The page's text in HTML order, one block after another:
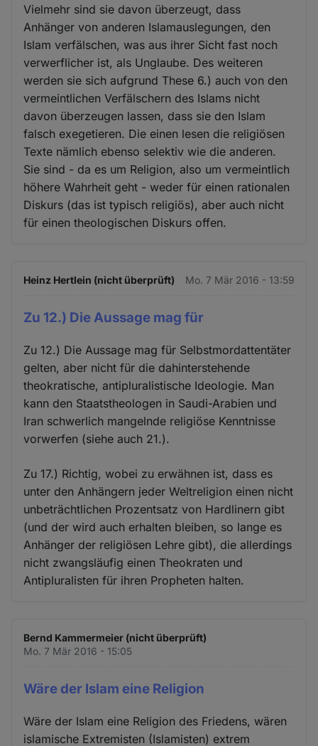
Vielmehr sind sie davon überzeugt, dass
Anhänger von anderen Islamauslegungen, den
Islam verfälschen, was aus ihrer Sicht fast noch
verwerflicher ist, als Unglaube. Des weiteren
werden sie sich aufgrund These 6.) auch von den
vermeintlichen Verfälschern des Islams nicht
davon überzeugen lassen, dass sie den Islam
falsch exegetieren. Die einen lesen die religiösen
Texte nämlich ebenso selektiv wie die anderen.
Sie sind - da es um Religion, also um vermeintlich
höhere Wahrheit geht - weder für einen rationalen
Diskurs (das ist typisch religiös), aber auch nicht
für einen theologischen Diskurs offen.
Heinz Hertlein (nicht überprüft) Mo. 7 Mär 2016 - 13:59
Zu 12.) Die Aussage mag für
Zu 12.) Die Aussage mag für Selbstmordattentäter
gelten, aber nicht für die dahinterstehende
theokratische, antipluralistische Ideologie. Man
kann den Staatstheologen in Saudi-Arabien und
Iran schwerlich mangelnde religiöse Kenntnisse
vorwerfen (siehe auch 21.).
Zu 17.) Richtig, wobei zu erwähnen ist, dass es
unter den Anhängern jeder Weltreligion einen nicht
unbeträchtlichen Prozentsatz von Hardlinern gibt
(und der wird auch erhalten bleiben, so lange es
Anhänger der religiösen Lehre gibt), die allerdings
nicht zwangsläufig einen Theokraten und
Antipluralisten für ihren Propheten halten.
Bernd Kammermeier (nicht überprüft)
Mo. 7 Mär 2016 - 15:05
Wäre der Islam eine Religion
Wäre der Islam eine Religion des Friedens, wären
islamische Extremisten (Islamisten) extrem